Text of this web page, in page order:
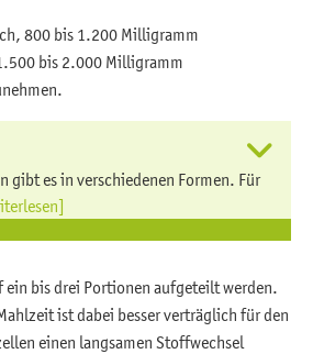
800 bis 1.200 Milligramm
bis 2.000 Milligramm
gibt es in verschiedenen Formen. Für
ein bis drei Portionen aufgeteilt werden.
ist dabei besser verträglich für den
einen langsamen Stoffwechsel